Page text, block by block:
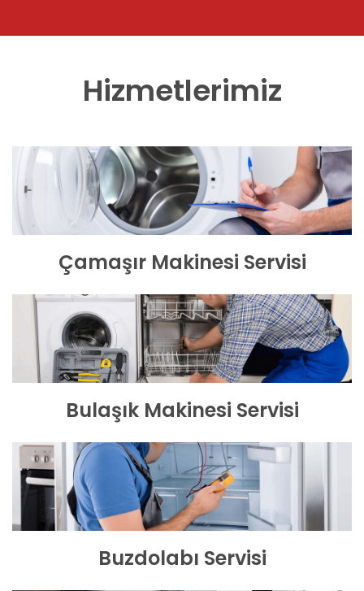
Hizmetlerimiz
Çamaşır Makinesi Servisi
Bulaşık Makinesi Servisi
Buzdolabı Servisi